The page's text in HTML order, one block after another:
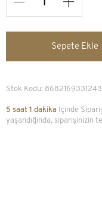
Sepete Ekle
Stok Kodu: 8682169331243
5 saat 1 dakika İçinde
yaşandığında, siparişinizin